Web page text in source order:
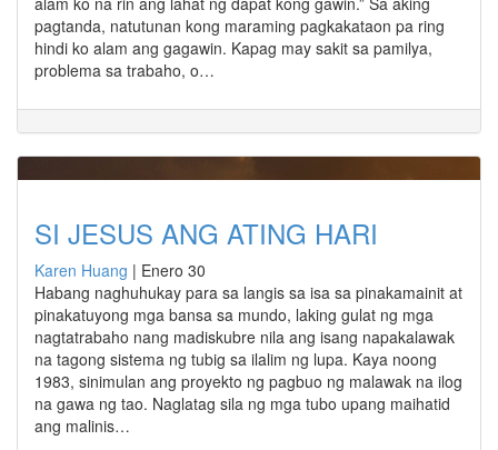
pagtanda, natutunan kong maraming pagkakataon pa ring
hindi ko alam ang gagawin. Kapag may sakit sa pamilya,
problema sa trabaho, o…
SI JESUS ANG ATING HARI
Karen Huang | Enero 30
Habang naghuhukay para sa langis sa isa sa pinakamainit at
pinakatuyong mga bansa sa mundo, laking gulat ng mga
nagtatrabaho nang madiskubre nila ang isang napakalawak
na tagong sistema ng tubig sa ilalim ng lupa. Kaya noong
1983, sinimulan ang proyekto ng pagbuo ng malawak na ilog
na gawa ng tao. Naglatag sila ng mga tubo upang maihatid
ang malinis…